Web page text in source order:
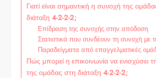
Γιατί είναι σημαντική η συνοχή της
διάταξη 4-2-2-2;
Επίδραση της συνοχής στην απόδοση
Στατιστικά που συνδέουν τη συνοχή με
Παραδείγματα από επαγγελματικές
Πώς μπορεί η επικοινωνία να ενισχύσει
της ομάδας στη διάταξη 4-2-2-2;